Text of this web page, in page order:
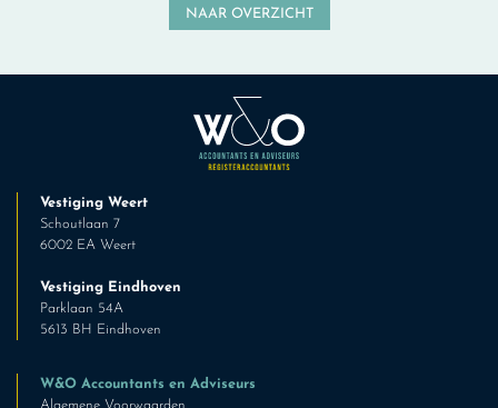
NAAR OVERZICHT
Vestiging Weert
Schoutlaan 7
6002 EA Weert
Vestiging Eindhoven
Parklaan 54A
5613 BH Eindhoven
W&O Accountants en Adviseurs
Algemene Voorwaarden